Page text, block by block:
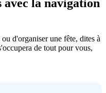
avec la navigation
d'organiser une fête, dites à
de tout pour vous,